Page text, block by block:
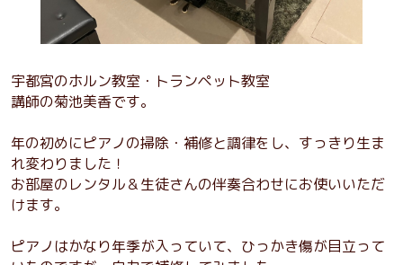
宇都宮のホルン教室・トランペット教室
講師の菊池美香です。
年の初めにピアノの掃除・補修と調律をし、すっきり生ま
れ変わりました！
お部屋のレンタル＆生徒さんの伴奏合わせにお使いいただ
けます。
ピアノはかなり年季が入っていて、ひっかき傷が目立って